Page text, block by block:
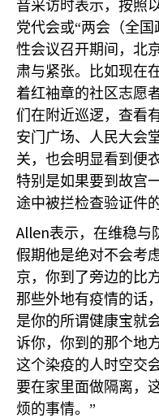
音采访时表示，按照
党代会或“两会（全
性会议召开期间，北
肃与紧张。比如现在
着红袖章的社区志愿
们在附近巡逻，查看
安门广场、人民大会
关，也会明显看到便
特别是如果要到故宫
途中被拦检查验证件
Allen表示，在维稳与
假期他是绝对不会考
京，你到了旁边的比
那些外地有疫情的话
是你的所谓健康宝就
诉你，你到的那个地
这个染疫的人时空交
要在家里面做隔离，
烦的事情。”